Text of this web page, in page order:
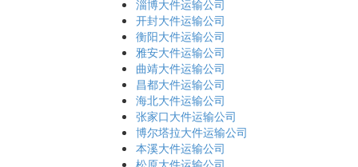
淄博大件运输公司
开封大件运输公司
衡阳大件运输公司
雅安大件运输公司
曲靖大件运输公司
昌都大件运输公司
海北大件运输公司
张家口大件运输公司
博尔塔拉大件运输公司
本溪大件运输公司
松原大件运输公司